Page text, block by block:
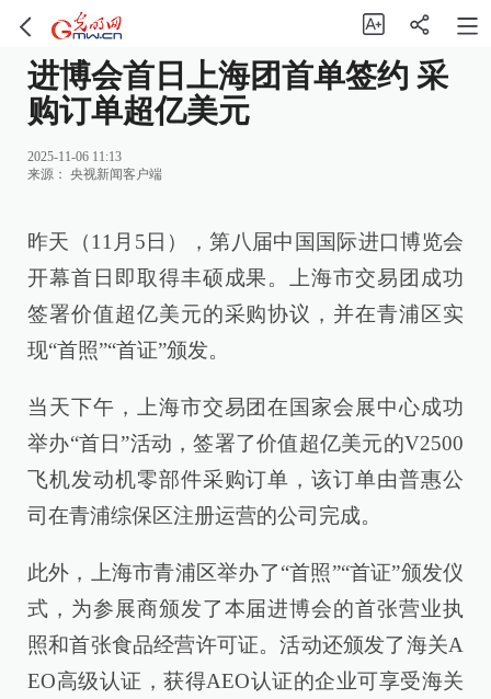
进博会首日上海团首单签约 采
购订单超亿美元
2025-11-06 11:13
来源： 央视新闻客户端
昨天（11月5日），第八届中国国际进口博览会
开幕首日即取得丰硕成果。上海市交易团成功
签署价值超亿美元的采购协议，并在青浦区实
现“首照”“首证”颁发。
当天下午，上海市交易团在国家会展中心成功
举办“首日”活动，签署了价值超亿美元的V2500
飞机发动机零部件采购订单，该订单由普惠公
司在青浦综保区注册运营的公司完成。
此外，上海市青浦区举办了“首照”“首证”颁发仪
式，为参展商颁发了本届进博会的首张营业执
照和首张食品经营许可证。活动还颁发了海关A
EO高级认证，获得AEO认证的企业可享受海关